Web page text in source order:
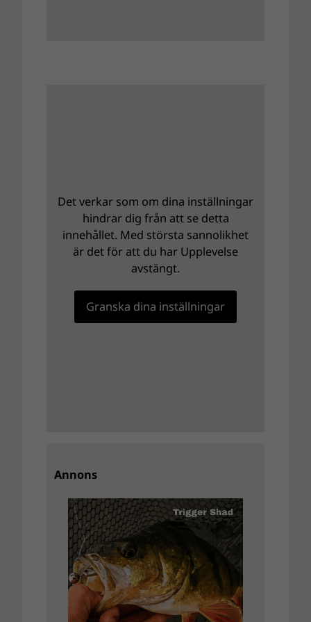
Det verkar som om dina inställningar
hindrar dig från att se detta
innehållet. Med största sannolikhet
är det för att du har Upplevelse
avstängt.
Granska dina inställningar
Annons